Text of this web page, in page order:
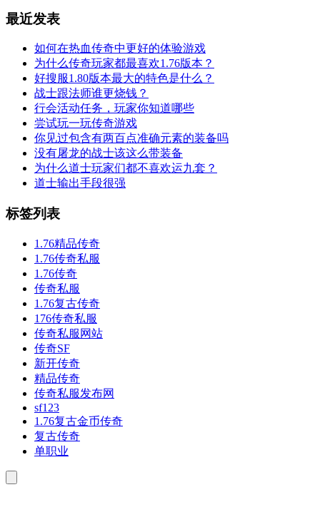
最近发表
如何在热血传奇中更好的体验游戏
为什么传奇玩家都最喜欢1.76版本？
好搜服1.80版本最大的特色是什么？
战士跟法师谁更烧钱？
行会活动任务，玩家你知道哪些
尝试玩一玩传奇游戏
你见过包含有两百点准确元素的装备吗
没有屠龙的战士该这么带装备
为什么道士玩家们都不喜欢运九套？
道士输出手段很强
标签列表
1.76精品传奇
1.76传奇私服
1.76传奇
传奇私服
1.76复古传奇
176传奇私服
传奇私服网站
传奇SF
新开传奇
精品传奇
传奇私服发布网
sf123
1.76复古金币传奇
复古传奇
单职业